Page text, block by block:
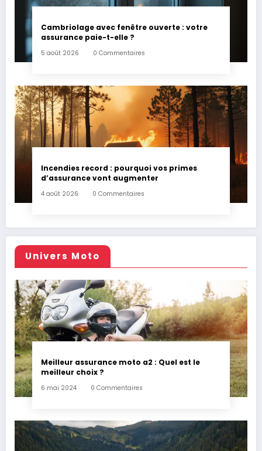
Cambriolage avec fenêtre ouverte : votre
assurance paie-t-elle ?
5 août 2026 0 Commentaires
Incendies record : pourquoi vos primes
d’assurance vont augmenter
4 août 2026 0 Commentaires
Univers Moto
Meilleur assurance moto a2 : Quel est le
meilleur choix ?
6 mai 2024 0 Commentaires